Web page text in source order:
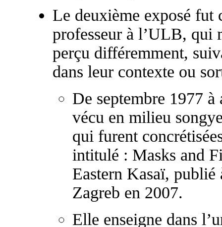
Le deuxième exposé fut
professeur à l’ULB, qui
perçu différemment,
dans leur contexte ou
De septembre 1977
vécu en milieu
qui furent
intitulé : Masks and
Eastern Kasaï,
Zagreb en 2007.
Elle enseigne dans